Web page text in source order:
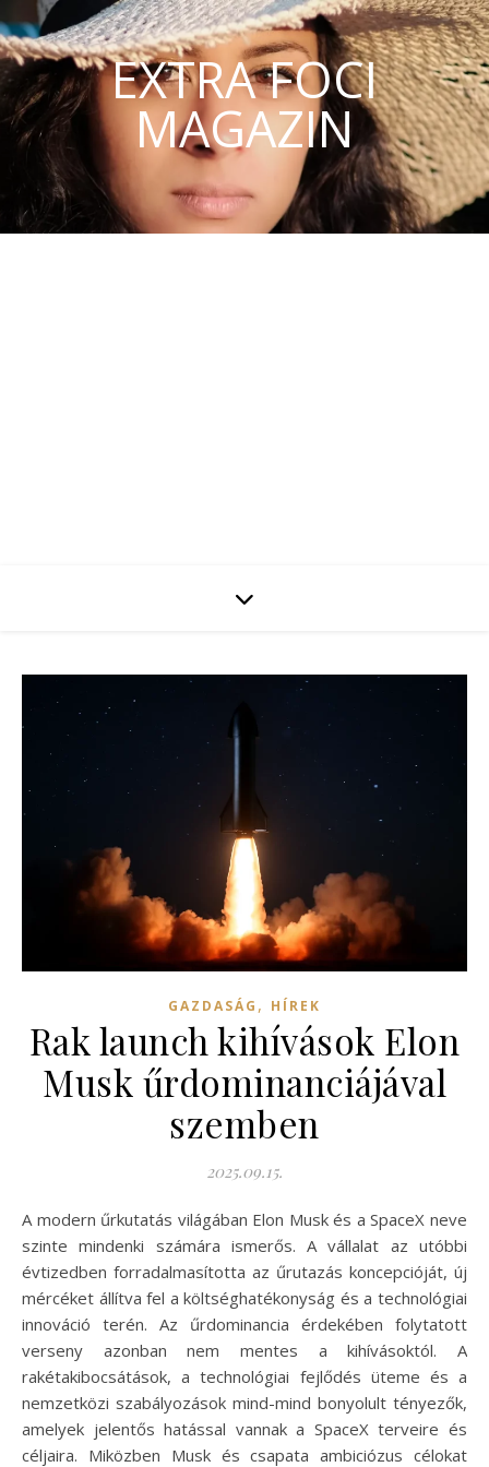
EXTRA FOCI
MAGAZIN
GAZDASÁG , HÍREK
Rak launch kihívások Elon
Musk űrdominanciájával
szemben
2025.09.15.
A modern űrkutatás világában Elon Musk és a SpaceX neve
szinte mindenki számára ismerős. A vállalat az utóbbi
évtizedben forradalmasította az űrutazás koncepcióját, új
mércéket állítva fel a költséghatékonyság és a technológiai
innováció terén. Az űrdominancia érdekében folytatott
verseny azonban nem mentes a kihívásoktól. A
rakétakibocsátások, a technológiai fejlődés üteme és a
nemzetközi szabályozások mind-mind bonyolult tényezők,
amelyek jelentős hatással vannak a SpaceX terveire és
céljaira. Miközben Musk és csapata ambiciózus célokat